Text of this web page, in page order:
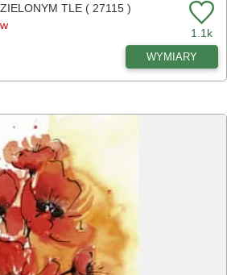
TLE ( 27115 )
1.1k
WYMIARY